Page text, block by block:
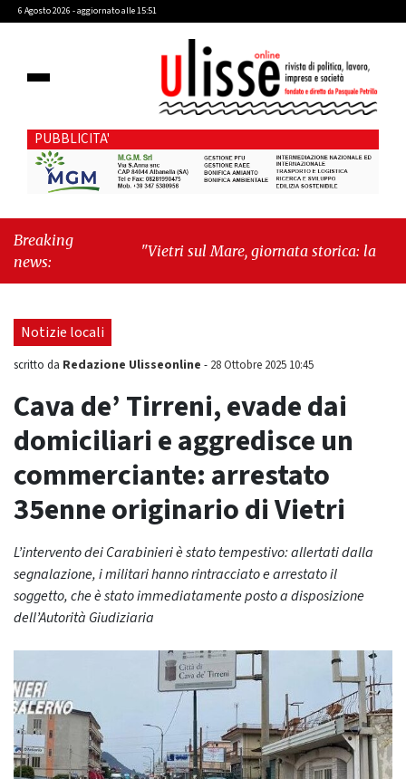
6 Agosto 2026 - aggiornato alle 15:51
PUBBLICITA'
Breaking
news:
"Vietri sul Mare, giornata storica: la ceramica
Notizie locali
scritto da Redazione Ulisseonline - 28 Ottobre 2025 10:45
Cava de’ Tirreni, evade dai
domiciliari e aggredisce un
commerciante: arrestato
35enne originario di Vietri
L’intervento dei Carabinieri è stato tempestivo: allertati dalla
segnalazione, i militari hanno rintracciato e arrestato il
soggetto, che è stato immediatamente posto a disposizione
dell’Autorità Giudiziaria